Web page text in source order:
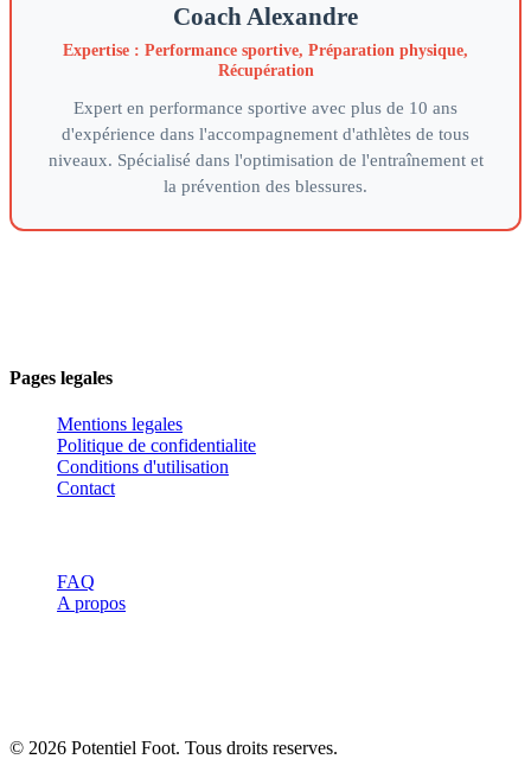
Coach Alexandre
Expertise : Performance sportive, Préparation physique,
Récupération
Expert en performance sportive avec plus de 10 ans
d'expérience dans l'accompagnement d'athlètes de tous
niveaux. Spécialisé dans l'optimisation de l'entraînement et
la prévention des blessures.
Pages legales
Mentions legales
Politique de confidentialite
Conditions d'utilisation
Contact
FAQ
A propos
© 2026 Potentiel Foot. Tous droits reserves.